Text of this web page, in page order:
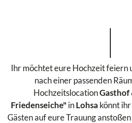
Ihr möchtet eure Hochzeit feiern
nach einer passenden
HochzeitslocationGasthof
Friedenseiche" inLohsa könnt
Gästen auf eure Trauung